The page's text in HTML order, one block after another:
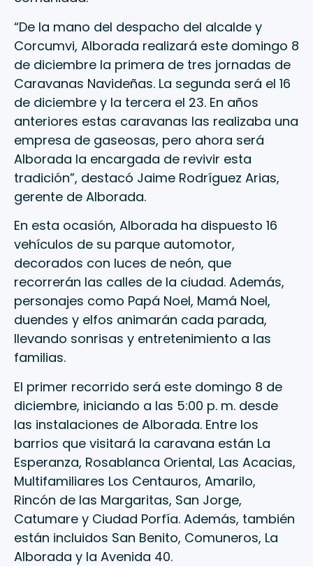
“De la mano del despacho del alcalde y
Corcumvi, Alborada realizará este domingo 8
de diciembre la primera de tres jornadas de
Caravanas Navideñas. La segunda será el 16
de diciembre y la tercera el 23. En años
anteriores estas caravanas las realizaba una
empresa de gaseosas, pero ahora será
Alborada la encargada de revivir esta
tradición”, destacó Jaime Rodríguez Arias,
gerente de Alborada.
En esta ocasión, Alborada ha dispuesto 16
vehículos de su parque automotor,
decorados con luces de neón, que
recorrerán las calles de la ciudad. Además,
personajes como Papá Noel, Mamá Noel,
duendes y elfos animarán cada parada,
llevando sonrisas y entretenimiento a las
familias.
El primer recorrido será este domingo 8 de
diciembre, iniciando a las 5:00 p. m. desde
las instalaciones de Alborada. Entre los
barrios que visitará la caravana están La
Esperanza, Rosablanca Oriental, Las Acacias,
Multifamiliares Los Centauros, Amarilo,
Rincón de las Margaritas, San Jorge,
Catumare y Ciudad Porfía. Además, también
están incluidos San Benito, Comuneros, La
Alborada y la Avenida 40.